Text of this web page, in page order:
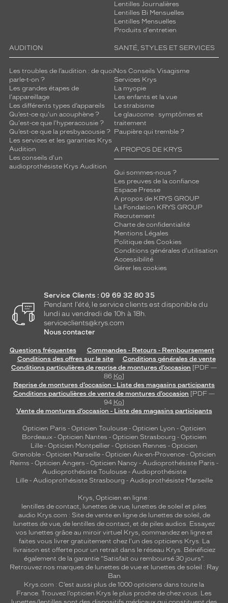
Lentilles Journalières
Lentilles Bi Mensuelles
Lentilles Mensuelles
Produits d'entretien
AUDITION
Les troubles de l’audition : de quoi
parle-t-on ?
Les grandes étapes de
l'appareillage
Les différents types d’appareils
Qu’est-ce qu'un acouphène ?
Qu'est-ce que l'hyperacousie ?
Qu’est-ce que la presbyacousie ?
Les services et les garanties Krys
Audition
Les conseils d'un
audioprothésiste Krys Audition
SANTÉ, STYLES ET SERVICES
Nos Conseils Visagisme
Services Krys
La myopie
Les enfants et la vue
Le strabisme
Le glaucome : symptômes et
traitement
Paupière qui tremble ?
A PROPOS DE KRYS
Qui sommes-nous ?
Les preuves de la confiance
Espace Presse
A propos de KRYS GROUP
La Fondation KRYS GROUP
Recrutement
Charte de confidentialité
Mentions Légales
Politique des Cookies
Conditions générales d'utilisation
Accessibilité
Gérer les cookies
Service Clients : 09 69 32 80 35
Pendant l'été, le service clients est disponible du
lundi au vendredi de 10h à 18h.
serviceclients@krys.com
Nous contacter
Questions fréquentes
Commandes - Retours - Remboursement
Conditions des offres sur le site
Conditions générales de vente
Conditions particulières de reprise de montures d’occasion [PDF —
86 Ko]
Reprise de montures d’occasion - Liste des magasins participants
Conditions particulières de vente de montures d’occasion [PDF —
94 Ko]
Vente de montures d’occasion - Liste des magasins participants
Opticien Paris - Opticien Toulouse- Opticien Lyon - Opticien
Bordeaux- Opticien Nantes - Opticien Strasbourg - Opticien
Lille - Opticien Montpellier - Opticien Rennes - Opticien
Grenoble - Opticien Marseille - Opticien Aix-en-Provence - Opticien
Reims - Opticien Angers - Opticien Nancy - Audioprothésiste Paris -
Audioprothésiste Toulouse- Audioprothésiste
Lille- Audioprothésiste Strasbourg - Audioprothésiste Marseille
Krys, Opticien en ligne :
lentilles de contact, lunettes de vue, lunettes de soleil et piles
audio Krys.com : Site de vente en ligne de lunettes de soleil, de
lunettes de vue, de lentilles de contact, et de piles audios. Essayez
vos lunettes grâce au miroir virtuel Krys, commandez en ligne et
faites vous livrer gratuitement chez l'un des opticiens Krys. La
livraison est offerte pour un retrait dans le réseau Krys. Bénéficiez
également de la garantie "Satisfait ou remboursé 30 jours".
Retrouvez nos marques de lunettes de vue et lunettes de soleil : Ray
Ban
Krys.com : C’est aussi plus de 1000 opticiens dans toute la
France. Trouvez l’opticien Krys le plus proche de chez vous. Les